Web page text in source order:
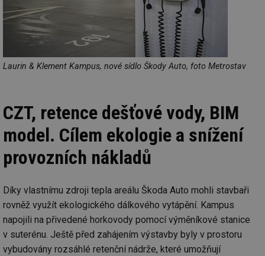
Laurin & Klement Kampus, nové sídlo Škody Auto, foto Metrostav
CZT, retence dešťové vody, BIM
model. Cílem ekologie a snížení
provozních nákladů
Díky vlastnímu zdroji tepla areálu Škoda Auto mohli stavbaři
rovněž využít ekologického dálkového vytápění. Kampus
napojili na přivedené horkovody pomocí výměníkové stanice
v suterénu. Ještě před zahájením výstavby byly v prostoru
vybudovány rozsáhlé retenční nádrže, které umožňují